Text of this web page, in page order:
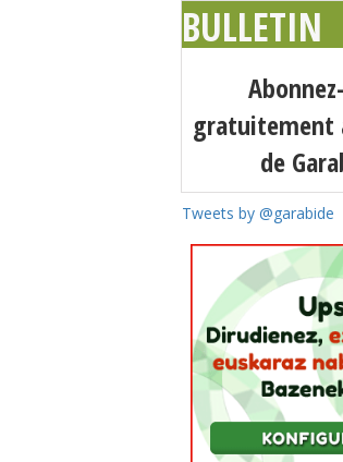
BULLETIN
gratuitement
de
Tweets by @garabide